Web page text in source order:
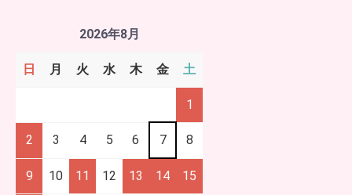
2026年8月
日 月 火 水 木 金 土
1
2 3 4 5 6 7 8
9 10 11 12 13 14 15